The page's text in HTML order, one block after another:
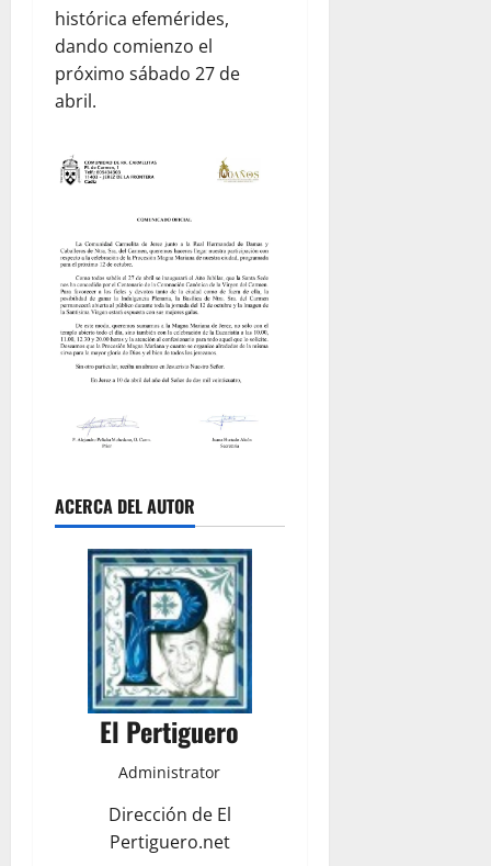
histórica efemérides,
dando comienzo el
próximo sábado 27 de
abril.
ACERCA DEL AUTOR
El Pertiguero
Administrator
Dirección de El
Pertiguero.net